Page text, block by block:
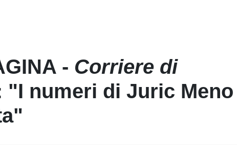
- Corriere di
"I numeri di Juric Meno